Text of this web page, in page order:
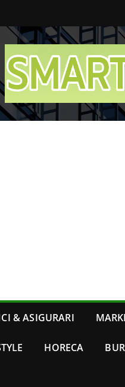
& ASIGURARI
HORECA